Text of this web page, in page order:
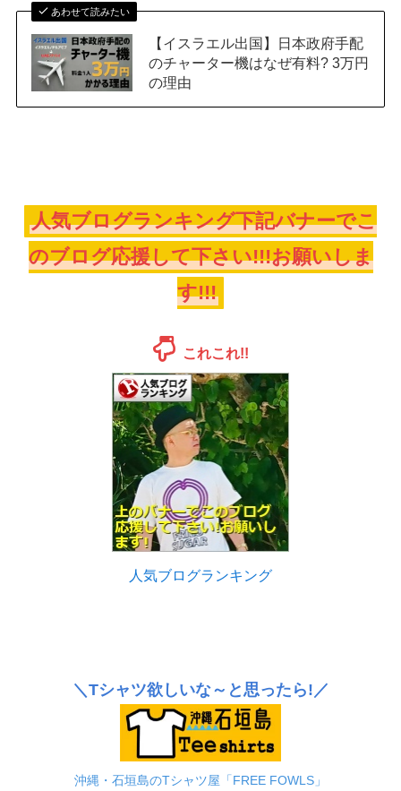
あわせて読みたい
【イスラエル出国】日本政府手配
のチャーター機はなぜ有料? 3万円
の理由
人気ブログランキング下記バナーでこ
のブログ応援して下さい!!!お願いしま
す!!!
これこれ!!
人気ブログランキング
＼Tシャツ欲しいな～と思ったら!／
沖縄・石垣島のTシャツ屋「FREE FOWLS」